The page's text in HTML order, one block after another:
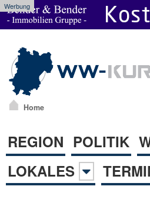
Werbung
Home
REGION POLITIK
LOKALES